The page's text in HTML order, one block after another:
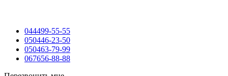
044499-55-55
050446-23-50
050463-79-99
067656-88-88